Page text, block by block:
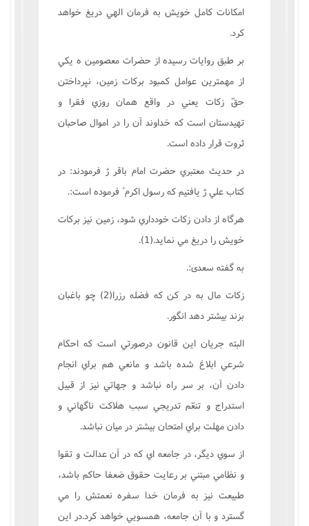
امکانات کامل خويش به فرمان الهي دريغ خواهد
کرد.
بر طبق روايات رسيده از حضرات معصومين ه يکي
از مهمترين عوامل کمبود برکات زمين، نپرداختن
حقّ زکات يعني در واقع همان روزي فقرا و
تهيدستان است که خداوند آن را در اموال صاحبان
ثروت قرار داده است.
در حديث معتبري حضرت امام باقر ژ فرمودند: در
کتاب علي ژ يافتيم که رسول اکرم ْ فرموده است:.
هرگاه از دادن زکات خودداري شود، زمين نيز برکات
خويش را دريغ مي نمايد.(1).
به گفته سعدى:.
زکات مال به در کن که فضله رزرا(2) چو باغبان
بزند بيشتر دهد انگور.
البته جريان اين قانون درصورتي است که احکام
شرعي ابلاغ شده باشد و مانعي هم براي انجام
دادن آن، بر سر راه نباشد و جهاتي نيز از قبيل
استدراج و تنعّم تدريجي سبب هلاکت ناگهاني و
دادن مهلت براي امتحان بيشتر در ميان نباشد.
از سوي ديگر، در جامعه اي که در آن عدالت و تقوا
و نظامي مبتني بر رعايت حقوق ضعفا حاکم باشد،
طبيعت نيز به فرمان خدا سفره نعمتش را مي
گسترد و با آن جامعه، همسويي خواهد کرد.در اين